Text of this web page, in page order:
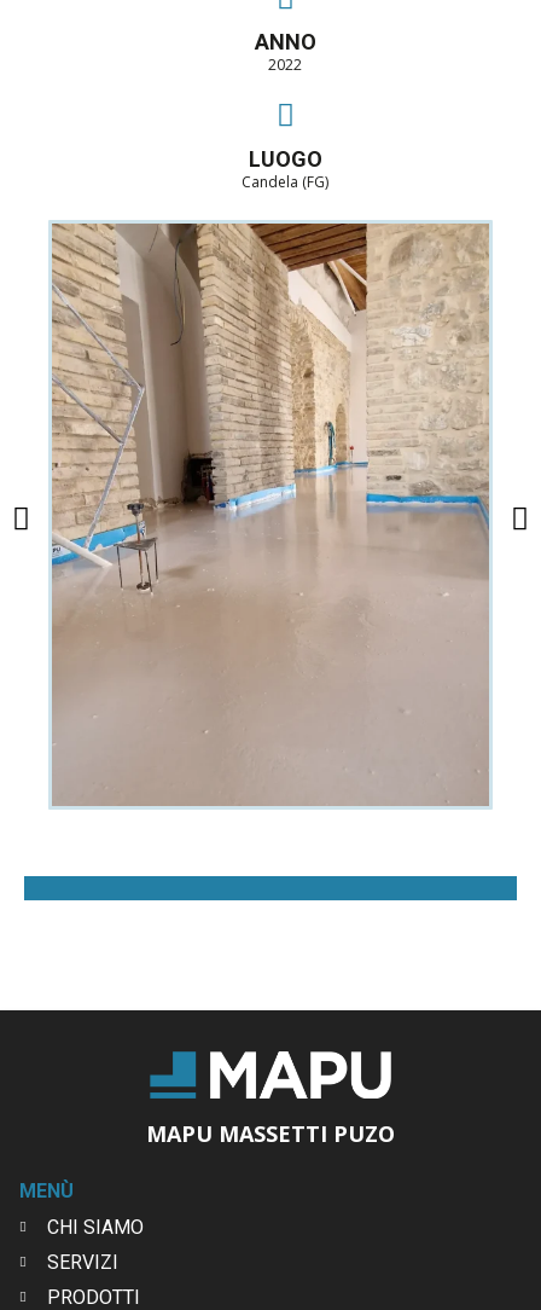
ANNO
2022
LUOGO
Candela (FG)
MAPU MASSETTI PUZO
MENÙ
CHI SIAMO
SERVIZI
PRODOTTI